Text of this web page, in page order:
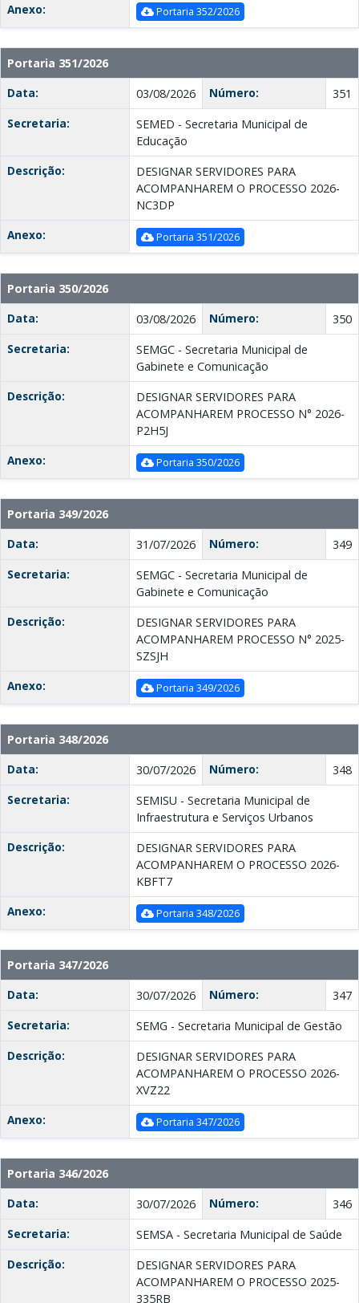
Anexo:
Portaria 352/2026
Portaria 351/2026
Data:
03/08/2026 Número:
351
Secretaria:
SEMED - Secretaria Municipal de
Educação
Descrição:
DESIGNAR SERVIDORES PARA
ACOMPANHAREM O PROCESSO 2026-
NC3DP
Anexo:
Portaria 351/2026
Portaria 350/2026
Data:
03/08/2026 Número:
350
Secretaria:
SEMGC - Secretaria Municipal de
Gabinete e Comunicação
Descrição:
DESIGNAR SERVIDORES PARA
ACOMPANHAREM PROCESSO N° 2026-
P2H5J
Anexo:
Portaria 350/2026
Portaria 349/2026
Data:
31/07/2026 Número:
349
Secretaria:
SEMGC - Secretaria Municipal de
Gabinete e Comunicação
Descrição:
DESIGNAR SERVIDORES PARA
ACOMPANHAREM PROCESSO N° 2025-
SZSJH
Anexo:
Portaria 349/2026
Portaria 348/2026
Data:
30/07/2026 Número:
348
Secretaria:
SEMISU - Secretaria Municipal de
Infraestrutura e Serviços Urbanos
Descrição:
DESIGNAR SERVIDORES PARA
ACOMPANHAREM O PROCESSO 2026-
KBFT7
Anexo:
Portaria 348/2026
Portaria 347/2026
Data:
30/07/2026 Número:
347
Secretaria:
SEMG - Secretaria Municipal de Gestão
Descrição:
DESIGNAR SERVIDORES PARA
ACOMPANHAREM O PROCESSO 2026-
XVZ22
Anexo:
Portaria 347/2026
Portaria 346/2026
Data:
30/07/2026 Número:
346
Secretaria:
SEMSA - Secretaria Municipal de Saúde
Descrição:
DESIGNAR SERVIDORES PARA
ACOMPANHAREM O PROCESSO 2025-
335RB